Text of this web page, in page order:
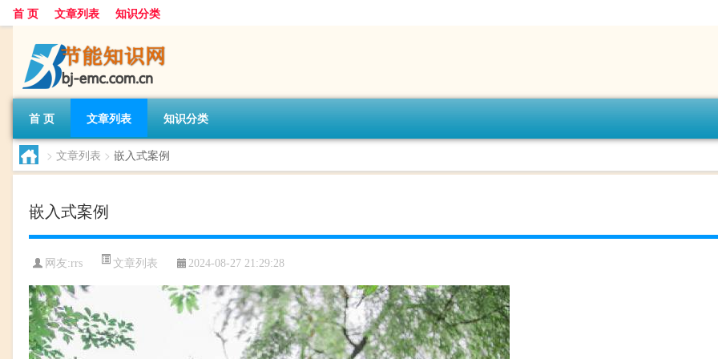
首 页 文章列表 知识分类
首 页 文章列表 知识分类
> 文章列表 > 嵌入式案例
嵌入式案例
网友:rrs 文章列表 2024-08-27 21:29:28